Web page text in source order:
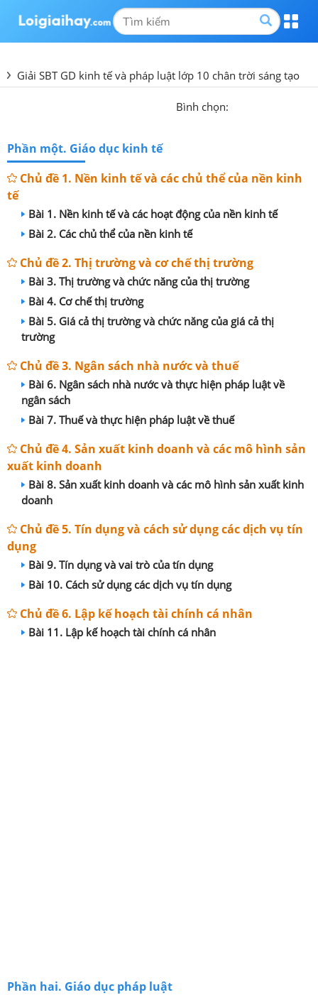
Giải SBT GD kinh tế và pháp luật lớp 10 chân trời sáng tạo
Bình chọn:
Phần một. Giáo dục kinh tế
Chủ đề 1. Nền kinh tế và các chủ thể của nền kinh
tế
Bài 1. Nền kinh tế và các hoạt động của nền kinh tế
Bài 2. Các chủ thể của nền kinh tế
Chủ đề 2. Thị trường và cơ chế thị trường
Bài 3. Thị trường và chức năng của thị trường
Bài 4. Cơ chế thị trường
Bài 5. Giá cả thị trường và chức năng của giá cả thị
trường
Chủ đề 3. Ngân sách nhà nước và thuế
Bài 6. Ngân sách nhà nước và thực hiện pháp luật về
ngân sách
Bài 7. Thuế và thực hiện pháp luật về thuế
Chủ đề 4. Sản xuất kinh doanh và các mô hình sản
xuất kinh doanh
Bài 8. Sản xuất kinh doanh và các mô hình sản xuất kinh
doanh
Chủ đề 5. Tín dụng và cách sử dụng các dịch vụ tín
dụng
Bài 9. Tín dụng và vai trò của tín dụng
Bài 10. Cách sử dụng các dịch vụ tín dụng
Chủ đề 6. Lập kế hoạch tài chính cá nhân
Bài 11. Lập kế hoạch tài chính cá nhân
Phần hai. Giáo dục pháp luật